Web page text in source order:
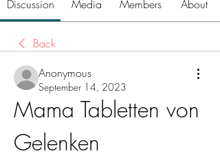
Discussion Media Members About
Back
Anonymous
September 14, 2023
Mama Tabletten von
Gelenken